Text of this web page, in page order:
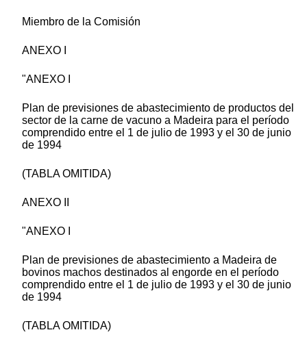
Miembro de la Comisión
ANEXO I
"ANEXO I
Plan de previsiones de abastecimiento de productos del
sector de la carne de vacuno a Madeira para el período
comprendido entre el 1 de julio de 1993 y el 30 de junio
de 1994
(TABLA OMITIDA)
ANEXO II
"ANEXO I
Plan de previsiones de abastecimiento a Madeira de
bovinos machos destinados al engorde en el período
comprendido entre el 1 de julio de 1993 y el 30 de junio
de 1994
(TABLA OMITIDA)